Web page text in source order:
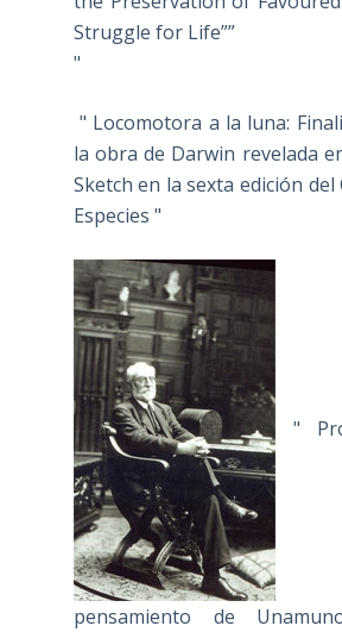
Struggle for Life””
"
" Locomotora a la luna:
la obra de Darwin revelada
Sketch en la sexta edición del
Especies "
"
pensamiento de